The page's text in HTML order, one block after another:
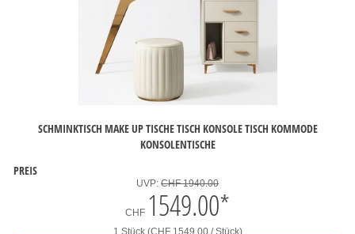
SCHMINKTISCH MAKE UP TISCHE TISCH KONSOLE TISCH KOMMODE
KONSOLENTISCHE
PREIS
UVP: CHF 1940.00
CHF 1549.00*
1 Stück (CHF 1549.00 / Stück)